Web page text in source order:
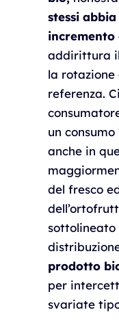
stessi
incremento
addirittura
la rotazione
referenza.
un consumo
anche in
del fresco
sottolineato
prodotto
per
svariate